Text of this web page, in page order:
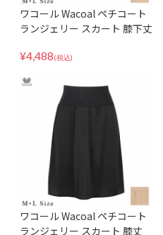
ワコール Wacoal ペチコート
ランジェリー スカート 膝下丈
素材使用 HDA222 MLサイズ
¥4,488(税込)
ワコール Wacoal ペチコート
ランジェリー スカート 膝丈